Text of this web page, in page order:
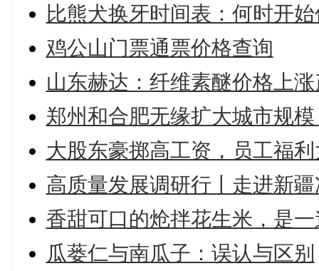
比熊犬换牙时间表：何时开
鸡公山门票通票价格查询
山东赫达：纤维素醚价格上
郑州和合肥无缘扩大城市规
大股东豪掷高工资，员工福
高质量发展调研行丨走进新
香甜可口的炝拌花生米，是
瓜蒌仁与南瓜子：误认与区别